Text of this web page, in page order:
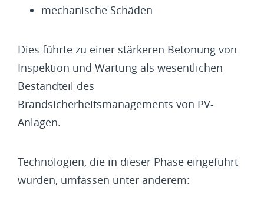
mechanische Schäden
Dies führte zu einer stärkeren Betonung von
Inspektion und Wartung als wesentlichen
Bestandteil des
Brandsicherheitsmanagements von PV-
Anlagen.
Technologien, die in dieser Phase eingeführt
wurden, umfassen unter anderem: